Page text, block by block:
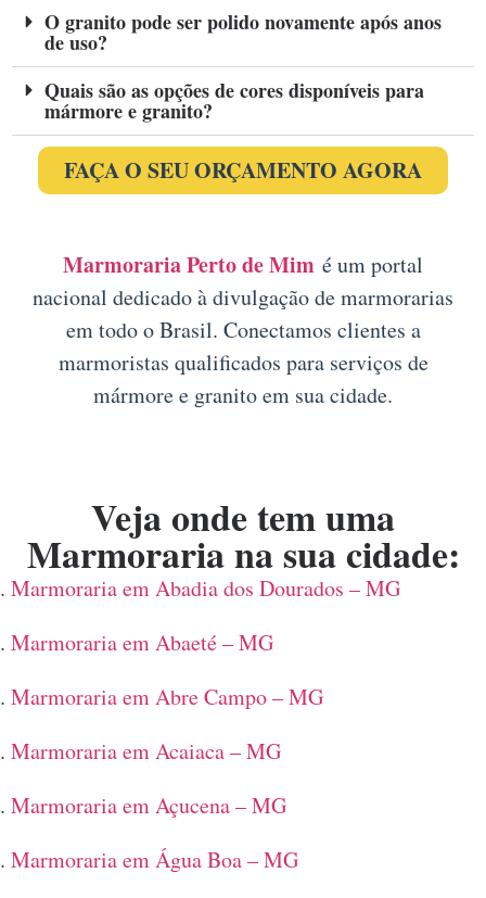
O granito pode ser polido novamente após anos
de uso?
Quais são as opções de cores disponíveis para
mármore e granito?
FAÇA O SEU ORÇAMENTO AGORA
Marmoraria Perto de Mim é um portal
nacional dedicado à divulgação de marmorarias
em todo o Brasil. Conectamos clientes a
marmoristas qualificados para serviços de
mármore e granito em sua cidade.
Veja onde tem uma
Marmoraria na sua cidade:
Marmoraria em Abadia dos Dourados – MG
Marmoraria em Abaeté – MG
Marmoraria em Abre Campo – MG
Marmoraria em Acaiaca – MG
Marmoraria em Açucena – MG
Marmoraria em Água Boa – MG